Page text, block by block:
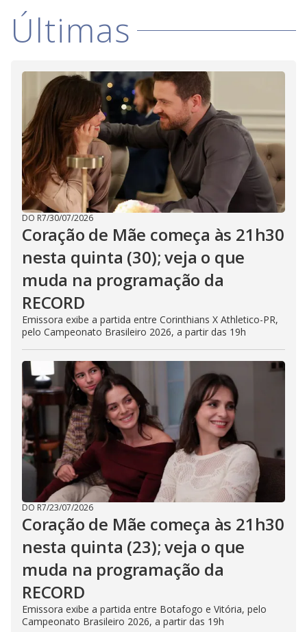
e
o
Últimas
DO R7/30/07/2026
Coração de Mãe começa às 21h30
nesta quinta (30); veja o que
muda na programação da
RECORD
Emissora exibe a partida entre Corinthians X Athletico-PR,
pelo Campeonato Brasileiro 2026, a partir das 19h
DO R7/23/07/2026
Coração de Mãe começa às 21h30
nesta quinta (23); veja o que
muda na programação da
RECORD
Emissora exibe a partida entre Botafogo e Vitória, pelo
Campeonato Brasileiro 2026, a partir das 19h